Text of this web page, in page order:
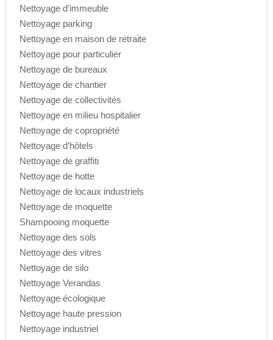
Nettoyage d’immeuble
Nettoyage parking
Nettoyage en maison de retraite
Nettoyage pour particulier
Nettoyage de bureaux
Nettoyage de chantier
Nettoyage de collectivités
Nettoyage en milieu hospitalier
Nettoyage de copropriété
Nettoyage d’hôtels
Nettoyage de graffiti
Nettoyage de hotte
Nettoyage de locaux industriels
Nettoyage de moquette
Shampooing moquette
Nettoyage des sols
Nettoyage des vitres
Nettoyage de silo
Nettoyage Verandas
Nettoyage écologique
Nettoyage haute pression
Nettoyage industriel